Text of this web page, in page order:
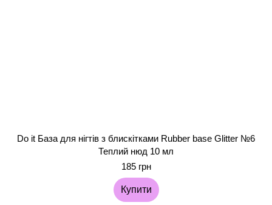
Do it База для нігтів з блискітками Rubber base Glitter №6
Теплий нюд 10 мл
185 грн
Купити